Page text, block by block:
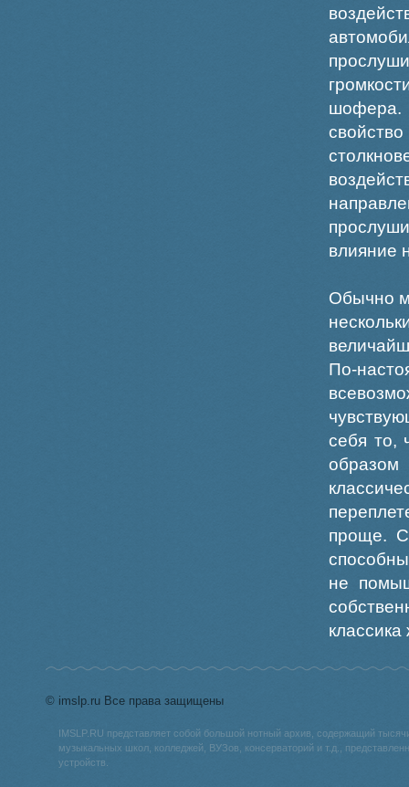
шофера.
влияние
Обычно
По-
себя то,
образом
проще.
не
© imslp.ru Все права защищены
IMSLP.RU представляет собой большой нотный архив, содержащий
музыкальных школ, колледжей, ВУЗов, консерваторий и т.д.,
устройств.